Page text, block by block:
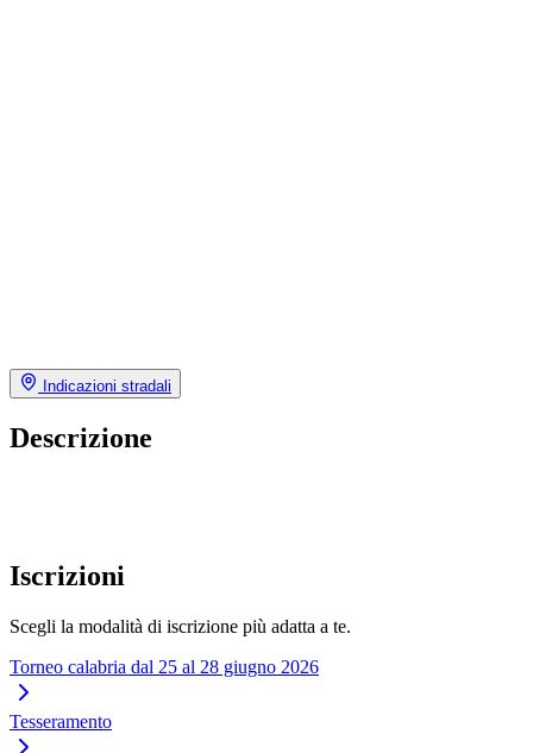
Indicazioni stradali
Descrizione
Iscrizioni
Scegli la modalità di iscrizione più adatta a te.
Torneo calabria dal 25 al 28 giugno 2026
Tesseramento